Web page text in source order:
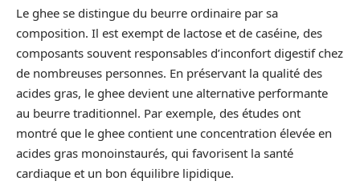
Le ghee se distingue du beurre ordinaire par sa
composition. Il est exempt de lactose et de caséine, des
composants souvent responsables d’inconfort digestif chez
de nombreuses personnes. En préservant la qualité des
acides gras, le ghee devient une alternative performante
au beurre traditionnel. Par exemple, des études ont
montré que le ghee contient une concentration élevée en
acides gras monoinstaurés, qui favorisent la santé
cardiaque et un bon équilibre lipidique.